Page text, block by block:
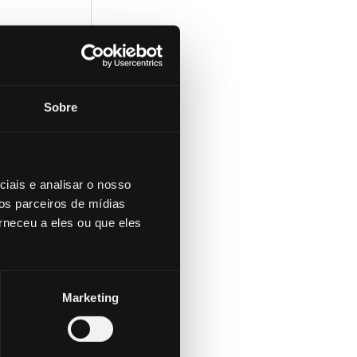
Sobre
e analisar o nosso
parceiros de mídias
a eles ou que eles
Marketing
o
son
base